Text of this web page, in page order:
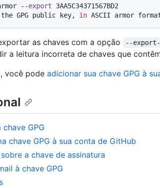
--export 3AA5C34371567BD2
GPG public key, in ASCII armor
as chaves com a opção --
a leitura incorreta de chaves que
você pode adicionar sua chave GPG à
chave GPG
chave GPG à sua conta de GitHub
a chave de assinatura
à chave GPG